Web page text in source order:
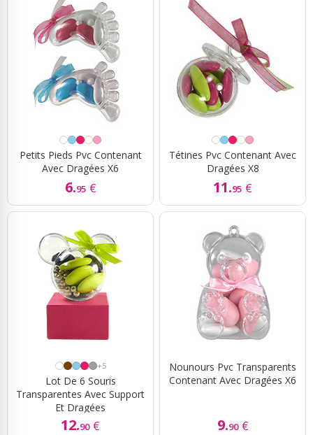
Petits Pieds Pvc Contenant
Avec Dragées X6
6.95 €
Tétines Pvc Contenant Avec
Dragées X8
11.95 €
+5
Lot De 6 Souris
Transparentes Avec Support
Et Dragées
12.90 €
Nounours Pvc Transparents
Contenant Avec Dragées X6
9.90 €